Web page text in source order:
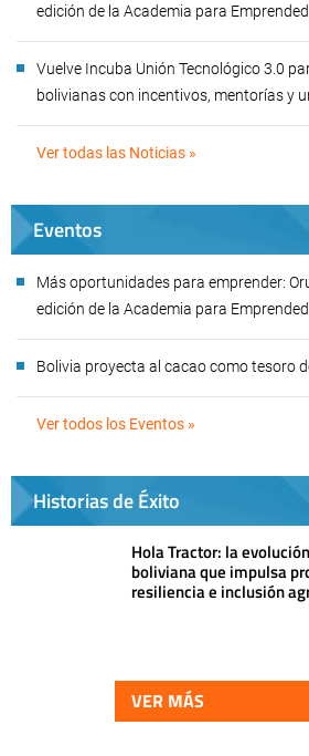
edición de la Academia para
Vuelve Incuba Unión Tecnológico 3.0
bolivianas con incentivos, mentorías y
Ver todas las Noticias »
Eventos
Más oportunidades para emprender:
edición de la Academia para
Bolivia proyecta al cacao como tesoro
Ver todos los Eventos »
Historias de Éxito
Hola Tractor: la
boliviana que impulsa
resiliencia e inclusión
VER MÁS